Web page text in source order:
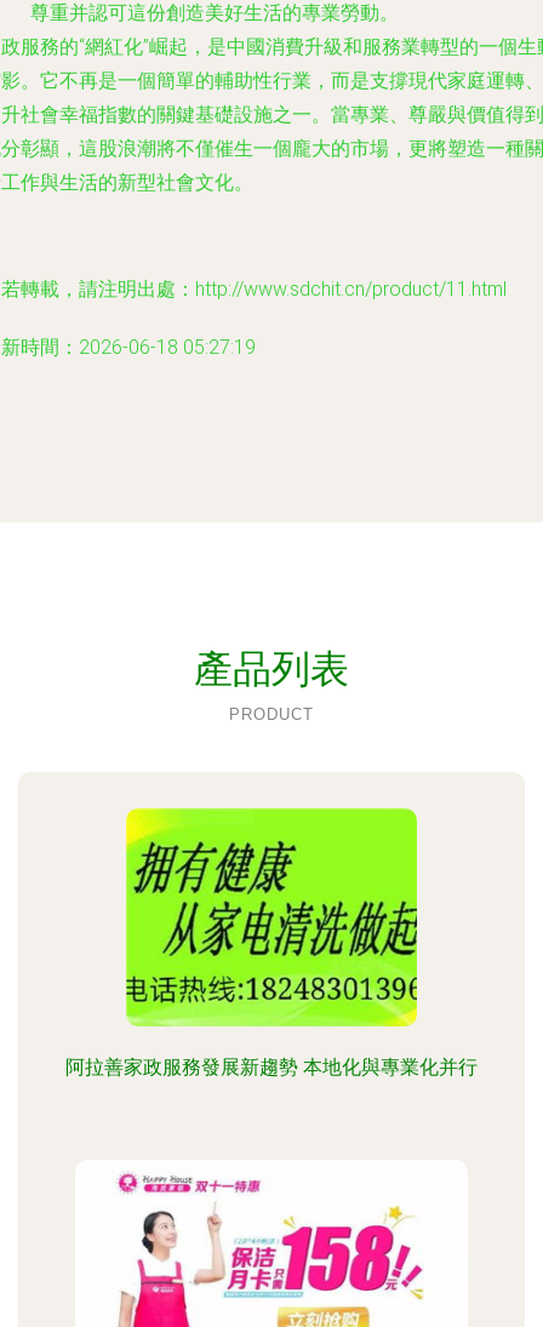
尊重并認可這份創造美好生活的專業勞動。
服務的“網紅化”崛起，是中國消費升級和服務業轉型的一個生
。它不再是一個簡單的輔助性行業，而是支撐現代家庭運轉、
社會幸福指數的關鍵基礎設施之一。當專業、尊嚴與價值得到
彰顯，這股浪潮將不僅催生一個龐大的市場，更將塑造一種關
作與生活的新型社會文化。
轉載，請注明出處：http://www.sdchit.cn/product/11.html
時間：2026-06-18 05:27:19
產品列表
PRODUCT
阿拉善家政服務發展新趨勢 本地化與專業化并行